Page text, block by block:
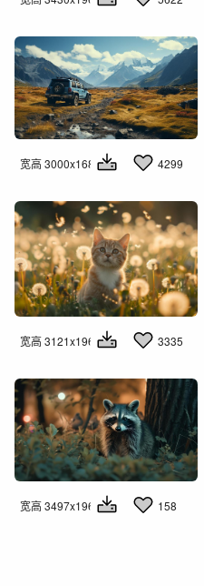
宽高 3000x1681 4299
宽高 3121x1960 3335
宽高 3497x1960 158